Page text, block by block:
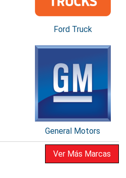
Ford Truck
General Motors
Ver Más Marcas